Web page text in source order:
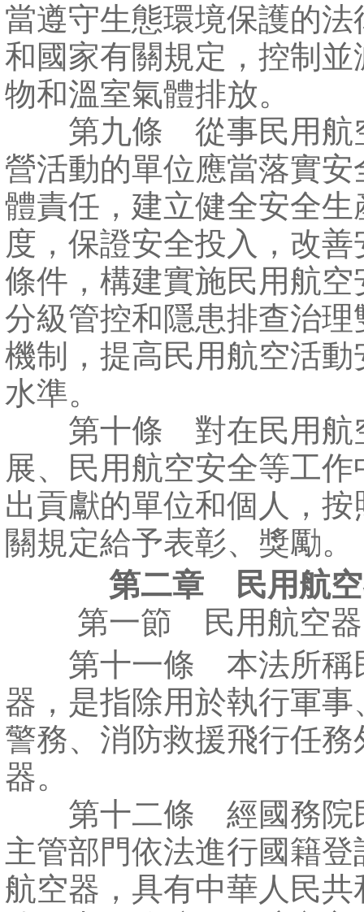
當遵守生態環境保護的法
和國家有關規定，控制並
物和溫室氣體排放。
第九條 從事民用航
營活動的單位應當落實安
體責任，建立健全安全生
度，保證安全投入，改善
條件，構建實施民用航空
分級管控和隱患排查治理
機制，提高民用航空活動
水準。
第十條 對在民用航
展、民用航空安全等工作
出貢獻的單位和個人，按
關規定給予表彰、獎勵。
第二章 民用航
第一節 民用航空
第十一條 本法所稱
器，是指除用於執行軍事
警務、消防救援飛行任務
器。
第十二條 經國務院
主管部門依法進行國籍登
航空器，具有中華人民共